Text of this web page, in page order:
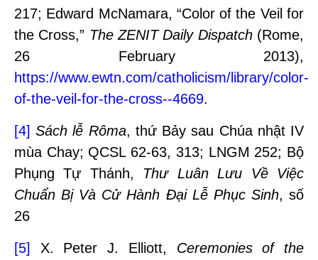
217; Edward McNamara, “Color of the Veil for
the Cross,” TheZENIT Daily Dispatch(Rome,
26 February 2013),
https://www.ewtn.com/catholicism/library/color-
of-the-veil-for-the-cross--4669.
[4] Sách lễ Rôma, thứ Bảy sau Chúa nhật IV
mùa Chay; QCSL 62-63, 313; LNGM 252; Bộ
Phụng Tự Thánh, Thư Luân Lưu Về Việc
Chuẩn Bị Và Cử Hành Đại Lễ Phục Sinh, số
26
[5] X. Peter J. Elliott, Ceremonies of the